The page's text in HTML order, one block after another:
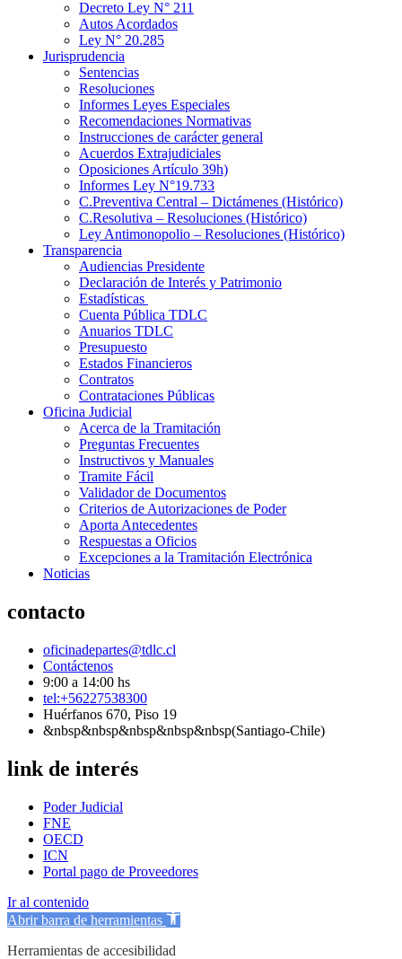
Decreto Ley N° 211
Autos Acordados
Ley N° 20.285
Jurisprudencia
Sentencias
Resoluciones
Informes Leyes Especiales
Recomendaciones Normativas
Instrucciones de carácter general
Acuerdos Extrajudiciales
Oposiciones Artículo 39h)
Informes Ley N°19.733
C.Preventiva Central – Dictámenes (Histórico)
C.Resolutiva – Resoluciones (Histórico)
Ley Antimonopolio – Resoluciones (Histórico)
Transparencia
Audiencias Presidente
Declaración de Interés y Patrimonio
Estadísticas
Cuenta Pública TDLC
Anuarios TDLC
Presupuesto
Estados Financieros
Contratos
Contrataciones Públicas
Oficina Judicial
Acerca de la Tramitación
Preguntas Frecuentes
Instructivos y Manuales
Tramite Fácil
Validador de Documentos
Criterios de Autorizaciones de Poder
Aporta Antecedentes
Respuestas a Oficios
Excepciones a la Tramitación Electrónica
Noticias
contacto
oficinadepartes@tdlc.cl
Contáctenos
9:00 a 14:00 hs
tel:+56227538300
Huérfanos 670, Piso 19
&nbsp&nbsp&nbsp&nbsp&nbsp(Santiago-Chile)
link de interés
Poder Judicial
FNE
OECD
ICN
Portal pago de Proveedores
Ir al contenido
Abrir barra de herramientas
Herramientas de accesibilidad